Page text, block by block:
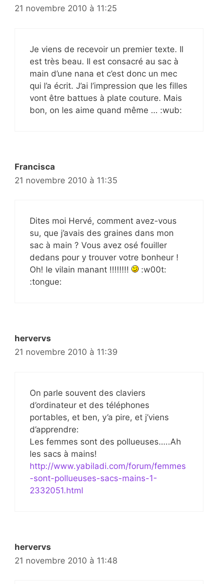
21 novembre 2010 à 11:25
Je viens de recevoir un premier texte. Il
est très beau. Il est consacré au sac à
main d’une nana et c’est donc un mec
qui l’a écrit. J’ai l’impression que les filles
vont être battues à plate couture. Mais
bon, on les aime quand même … :wub:
Francisca
21 novembre 2010 à 11:35
Dites moi Hervé, comment avez-vous
su, que j’avais des graines dans mon
sac à main ? Vous avez osé fouiller
dedans pour y trouver votre bonheur !
Oh! le vilain manant !!!!!!!!
:w00t:
:tongue:
hervervs
21 novembre 2010 à 11:39
On parle souvent des claviers
d’ordinateur et des téléphones
portables, et ben, y’a pire, et j’viens
d’apprendre:
Les femmes sont des pollueuses…..Ah
les sacs à mains!
http://www.yabiladi.com/forum/femmes
-sont-pollueuses-sacs-mains-1-
2332051.html
hervervs
21 novembre 2010 à 11:48